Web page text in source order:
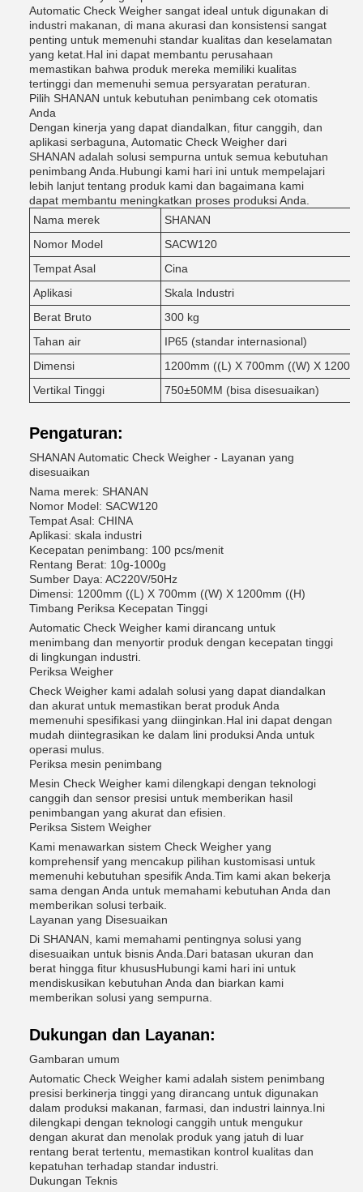
Automatic Check Weigher sangat ideal untuk digunakan di
industri makanan, di mana akurasi dan konsistensi sangat
penting untuk memenuhi standar kualitas dan keselamatan
yang ketat.Hal ini dapat membantu perusahaan
memastikan bahwa produk mereka memiliki kualitas
tertinggi dan memenuhi semua persyaratan peraturan.
Pilih SHANAN untuk kebutuhan penimbang cek otomatis
Anda
Dengan kinerja yang dapat diandalkan, fitur canggih, dan
aplikasi serbaguna, Automatic Check Weigher dari
SHANAN adalah solusi sempurna untuk semua kebutuhan
penimbang Anda.Hubungi kami hari ini untuk mempelajari
lebih lanjut tentang produk kami dan bagaimana kami
dapat membantu meningkatkan proses produksi Anda.
Nama merek
SHANAN
Nomor Model
SACW120
Tempat Asal
Cina
Aplikasi
Skala Industri
Berat Bruto
300 kg
Tahan air
IP65 (standar internasional)
Dimensi
1200mm ((L) X 700mm ((W) X
Vertikal Tinggi
750±50MM (bisa disesuaikan)
Pengaturan:
SHANAN Automatic Check Weigher - Layanan yang
disesuaikan
Nama merek: SHANAN
Nomor Model: SACW120
Tempat Asal: CHINA
Aplikasi: skala industri
Kecepatan penimbang: 100 pcs/menit
Rentang Berat: 10g-1000g
Sumber Daya: AC220V/50Hz
Dimensi: 1200mm ((L) X 700mm ((W) X 1200mm ((H)
Timbang Periksa Kecepatan Tinggi
Automatic Check Weigher kami dirancang untuk
menimbang dan menyortir produk dengan kecepatan tinggi
di lingkungan industri.
Periksa Weigher
Check Weigher kami adalah solusi yang dapat diandalkan
dan akurat untuk memastikan berat produk Anda
memenuhi spesifikasi yang diinginkan.Hal ini dapat dengan
mudah diintegrasikan ke dalam lini produksi Anda untuk
operasi mulus.
Periksa mesin penimbang
Mesin Check Weigher kami dilengkapi dengan teknologi
canggih dan sensor presisi untuk memberikan hasil
penimbangan yang akurat dan efisien.
Periksa Sistem Weigher
Kami menawarkan sistem Check Weigher yang
komprehensif yang mencakup pilihan kustomisasi untuk
memenuhi kebutuhan spesifik Anda.Tim kami akan bekerja
sama dengan Anda untuk memahami kebutuhan Anda dan
memberikan solusi terbaik.
Layanan yang Disesuaikan
Di SHANAN, kami memahami pentingnya solusi yang
disesuaikan untuk bisnis Anda.Dari batasan ukuran dan
berat hingga fitur khususHubungi kami hari ini untuk
mendiskusikan kebutuhan Anda dan biarkan kami
memberikan solusi yang sempurna.
Dukungan dan Layanan:
Gambaran umum
Automatic Check Weigher kami adalah sistem penimbang
presisi berkinerja tinggi yang dirancang untuk digunakan
dalam produksi makanan, farmasi, dan industri lainnya.Ini
dilengkapi dengan teknologi canggih untuk mengukur
dengan akurat dan menolak produk yang jatuh di luar
rentang berat tertentu, memastikan kontrol kualitas dan
kepatuhan terhadap standar industri.
Dukungan Teknis